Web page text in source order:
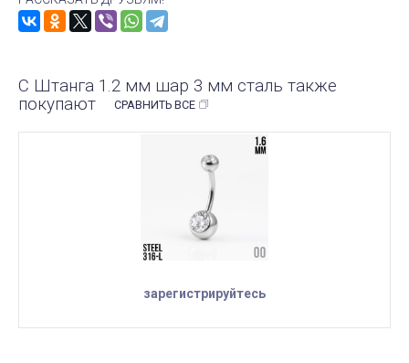
С Штанга 1.2 мм шар 3 мм сталь также
покупают
СРАВНИТЬ ВСЕ
зарегистрируйтесь